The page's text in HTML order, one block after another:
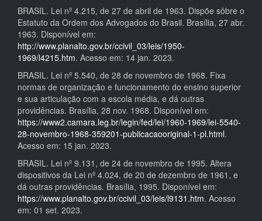
BRASIL. Lei nº 4.215, de 27 de abril de 1963. Dispõe sôbre o
Estatuto da Ordem dos Advogados do Brasil. Brasília, 27 abr.
1963. Disponível em:
http://www.planalto.gov.br/ccivil_03/leis/1950-
1969/l4215.htm. Acesso em: 14 jan. 2023.
BRASIL. Lei nº 5.540, de 28 de novembro de 1968. Fixa
normas de organização e funcionamento do ensino superior
e sua articulação com a escola média, e dá outras
providências. Brasília, 28 nov. 1968. Disponível em:
https://www2.camara.leg.br/legin/fed/lei/1960-1969/lei-5540-
28-novembro-1968-359201-publicacaooriginal-1-pl.html.
Acesso em: 15 jan. 2023.
BRASIL. Lei nº 9.131, de 24 de novembro de 1995. Altera
dispositivos da Lei nº 4.024, de 20 de dezembro de 1961, e
dá outras providências. Brasília, 1995. Disponível em:
https://www.planalto.gov.br/ccivil_03/leis/l9131.htm. Acesso
em: 01 set. 2023.